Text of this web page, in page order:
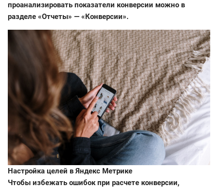
проанализировать показатели конверсии можно в
разделе «Отчеты» — «Конверсии».
Настройка целей в Яндекс Метрике
Чтобы избежать ошибок при расчете конверсии,